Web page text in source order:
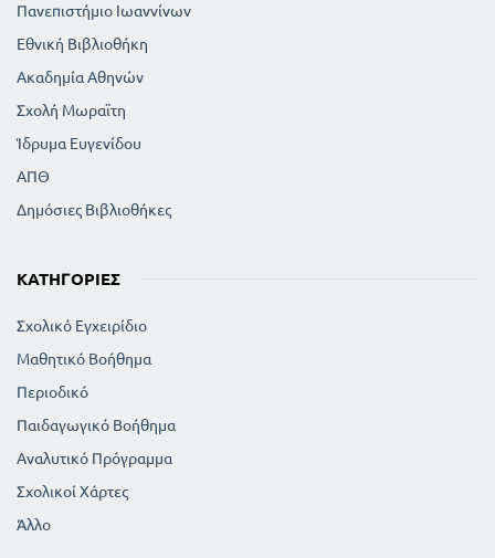
Πανεπιστήμιο Ιωαννίνων
Εθνική Βιβλιοθήκη
Ακαδημία Αθηνών
Σχολή Μωραϊτη
Ίδρυμα Ευγενίδου
ΑΠΘ
Δημόσιες Βιβλιοθήκες
ΚΑΤΗΓΟΡΊΕΣ
Σχολικό Εγχειρίδιο
Μαθητικό Βοήθημα
Περιοδικό
Παιδαγωγικό Βοήθημα
Αναλυτικό Πρόγραμμα
Σχολικοί Χάρτες
Άλλο